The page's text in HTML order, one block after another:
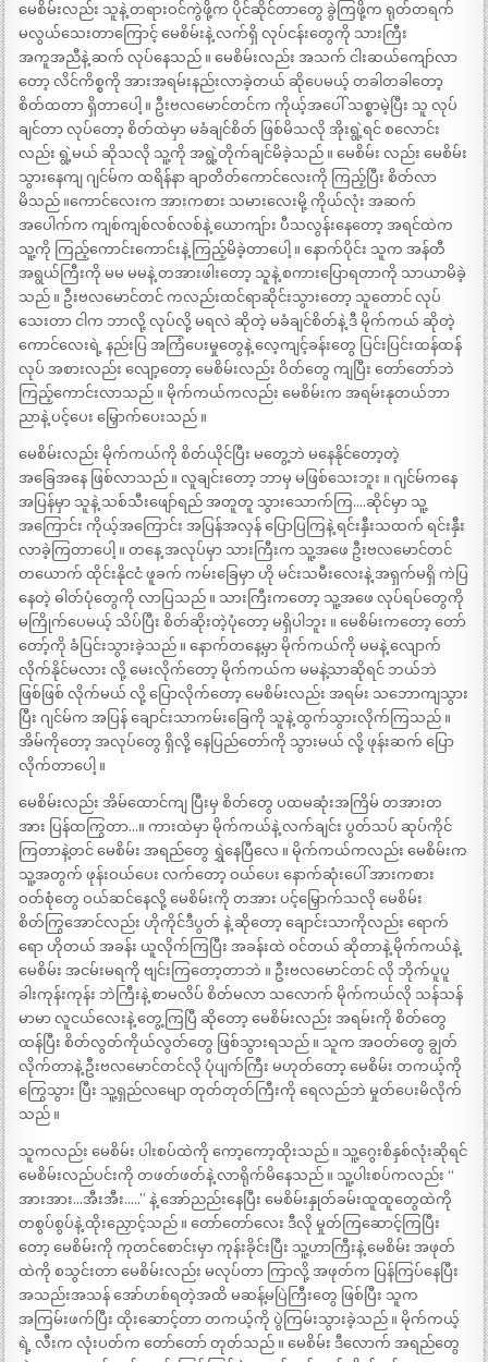
မေစိမ်းလည်း သူနဲ့ တရားဝင်ကွဲဖို့က ပိုင်ဆိုင်တာတွေ ခွဲကြဖို့က ရုတ်တရက်
မလွယ်သေးတာကြောင့် မေစိမ်းနဲ့ လက်ရှိ လုပ်ငန်းတွေကို သားကြီး
အကူအညီနဲ့ ဆက် လုပ်နေသည် ။ မေစိမ်းလည်း အသက် ငါးဆယ်ကျော်လာ
တော့ လိင်ကိစ္စကို အားအရမ်းနည်းလာခဲ့တယ် ဆိုပေမယ့် တခါတခါတော့
စိတ်ထတာ ရှိတာပေါ့ ။ ဦးဗလမောင်တင်က ကိုယ့်အပေါ် သစ္စာမဲ့ပြီး သူ လုပ်
ချင်တာ လုပ်တော့ စိတ်ထဲမှာ မခံချင်စိတ် ဖြစ်မိသလို အိုးရွဲ့ရင် စလောင်း
လည်း ရွဲ့မယ် ဆိုသလို သူ့ကို အရွဲ့တိုက်ချင်မိခဲ့သည် ။ မေစိမ်း လည်း မေစိမ်း
သွားနေကျ ဂျင်မ်က ထရိန်နာ ချာတိတ်ကောင်လေးကို ကြည့်ပြီး စိတ်လာ
မိသည် ။ကောင်လေးက အားကစား သမားလေးမို့ ကိုယ်လုံး အဆက်
အပေါက်က ကျစ်ကျစ်လစ်လစ်နဲ့ ယောကျ်ား ပီသလွန်းနေတော့ အရင်ထဲက
သူ့ကို ကြည့်ကောင်းကောင်းနဲ့ ကြည့်မိခဲ့တာပေါ့ ။ နောက်ပိုင်း သူက အန်တီ
အရွယ်ကြီးကို မမ မမနဲ့ တအားဖါးတော့ သူနဲ့ စကားပြောရတာကို သာယာမိခဲ့
သည် ။ ဦးဗလမောင်တင် ကလည်းထင်ရာဆိုင်းသွားတော့ သူတောင် လုပ်
သေးတာ ငါက ဘာလို့ လုပ်လို့ မရလဲ ဆိုတဲ့ မခံချင်စိတ်နဲ့ ဒီ မိုက်ကယ် ဆိုတဲ့
ကောင်လေးရဲ့ နည်းပြ အကြံပေးမှုတွေနဲ့ လေ့ကျင့်ခန်းတွေ ပြင်းပြင်းထန်ထန်
လုပ် အစားလည်း လျော့တော့ မေစိမ်းလည်း ဝိတ်တွေ ကျပြီး တော်တော်ဘဲ
ကြည့်ကောင်းလာသည် ။ မိုက်ကယ်ကလည်း မေစိမ်းက အရမ်းနုတယ်ဘာ
ညာနဲ့ ပင့်ပေး မြှောက်ပေးသည် ။
မေစိမ်းလည်း မိုက်ကယ်ကို စိတ်ယိုင်ပြီး မတွေ့ဘဲ မနေနိုင်တော့တဲ့
အခြေအနေ ဖြစ်လာသည် ။ လူချင်းတော့ ဘာမှ မဖြစ်သေးဘူး ။ ဂျင်မ်ကနေ
အပြန်မှာ သူနဲ့ သစ်သီးဖျော်ရည် အတူတူ သွားသောက်ကြ….ဆိုင်မှာ သူ့
အကြောင်း ကိုယ့်အကြောင်း အပြန်အလှန် ပြောပြကြနဲ့ ရင်းနှီးသထက် ရင်းနှီး
လာခဲ့ကြတာပေါ့ ။ တနေ့ အလုပ်မှာ သားကြီးက သူ့အဖေ ဦးဗလမောင်တင်
တယောက် ထိုင်းနိုငငံ ဖူခက် ကမ်းခြေမှာ ဟို မင်းသမီးလေးနဲ့ အရှက်မရှိ ကဲပြ
နေတဲ့ ဓါတ်ပုံတွေကို လာပြသည် ။ သားကြီးကတော့ သူ့အဖေ လုပ်ရပ်တွေကို
မကြိုက်ပေမယ့် သိပ်ပြီး စိတ်ဆိုးတဲ့ပုံတော့ မရှိပါဘူး ။ မေစိမ်းကတော့ တော်
တော့်ကို ခံပြင်းသွားခဲ့သည် ။ နောက်တနေ့မှာ မိုက်ကယ်ကို မမနဲ့ လျောက်
လိုက်နိုင်မလား လို့ မေးလိုက်တော့ မိုက်ကယ်က မမနဲ့သာဆိုရင် ဘယ်ဘဲ
ဖြစ်ဖြစ် လိုက်မယ် လို့ ပြောလိုက်တော့ မေစိမ်းလည်း အရမ်း သဘောကျသွား
ပြီး ဂျင်မ်က အပြန် ချောင်းသာကမ်းခြေကို သူနဲ့ ထွက်သွားလိုက်ကြသည် ။
အိမ်ကိုတော့ အလုပ်တွေ ရှိလို့ နေပြည်တော်ကို သွားမယ် လို့ ဖုန်းဆက် ပြော
လိုက်တာပေါ့ ။
မေစိမ်းလည်း အိမ်ထောင်ကျ ပြီးမှ စိတ်တွေ ပထမဆုံးအကြိမ် တအားတ
အား ပြန်ထကြွတာ…။ ကားထဲမှာ မိုက်ကယ်နဲ့ လက်ချင်း ပွတ်သပ် ဆုပ်ကိုင်
ကြတာနဲ့တင် မေစိမ်း အရည်တွေ ရွှဲနေပြီလေ ။ မိုက်ကယ်ကလည်း မေစိမ်းက
သူ့အတွက် ဖုန်းဝယ်ပေး လက်တော့ ဝယ်ပေး နောက်ဆုံးပေါ် အားကစား
ဝတ်စုံတွေ ဝယ်ဆင်နေလို့ မေစိမ်းကို တအား ပင့်မြှောက်သလို မေစိမ်း
စိတ်ကြွအောင်လည်း ဟိုကိုင်ဒီပွတ် နဲ့ ဆိုတော့ ချောင်းသာကိုလည်း ရောက်
ရော ဟိုတယ် အခန်း ယူလိုက်ကြပြီး အခန်းထဲ ဝင်တယ် ဆိုတာနဲ့ မိုက်ကယ်နဲ့
မေစိမ်း အငမ်းမရကို ဗျင်းကြတော့တာဘဲ ။ ဦးဗလမောင်တင် လို ဘိုက်ပူပူ
ခါးကုန်းကုန်း ဘဲကြီးနဲ့ စာမလိပ် စိတ်မလာ သလောက် မိုက်ကယ်လို သန်သန်
မာမာ လူငယ်လေးနဲ့ တွေ့ကြပြီ ဆိုတော့ မေစိမ်းလည်း အရမ်းကို စိတ်တွေ
ထန်ပြီး စိတ်လွတ်ကိုယ်လွတ်တွေ ဖြစ်သွားရသည် ။ သူက အဝတ်တွေ ချွတ်
လိုက်တာနဲ့ ဦးဗလမောင်တင်လို ပုံပျက်ကြီး မဟုတ်တော့ မေစိမ်း တကယ့်ကို
ကြွေသွား ပြီး သူ့ရှည်လမျော တုတ်တုတ်ကြီးကို ရေလည်ဘဲ မှုတ်ပေးမိလိုက်
သည် ။
သူကလည်း မေစိမ်း ပါးစပ်ထဲကို ကော့ကော့ထိုးသည် ။ သူ့ဂွေးစိနှစ်လုံးဆိုရင်
မေစိမ်းလည်ပင်းကို တဖတ်ဖတ်နဲ့ လာရိုက်မိနေသည် ။ သူ့ပါးစပ်ကလည်း “
အားအား…အီးအီး…..” နဲ့ အော်ညည်းနေပြီး မေစိမ်းနှုတ်ခမ်းထူထူတွေထဲကို
တစွပ်စွပ်နဲ့ ထိုးညှောင့်သည် ။ တော်တော်လေး ဒီလို မှုတ်ကြဆောင့်ကြပြီး
တော့ မေစိမ်းကို ကုတင်စောင်းမှာ ကုန်းခိုင်းပြီး သူ့ဟာကြီးနဲ့ မေစိမ်း အဖုတ်
ထဲကို စသွင်းတာ မေစိမ်းလည်း မလုပ်တာ ကြာလို့ အဖုတ်က ပြန်ကြပ်နေပြီး
အသည်းအသန် အော်ဟစ်ရတဲ့အထိ မဆန့်မပြဲကြီးတွေ ဖြစ်ပြီး သူက
အကြမ်းဖက်ပြီး ထိုးဆောင့်တာ တကယ့်ကို ပွဲကြမ်းသွားခဲ့သည် ။ မိုက်ကယ့်
ရဲ့ လီးက လုံးပတ်က တော်တော် တုတ်သည် ။ မေစိမ်း ဒီလောက် အရည်တွေ